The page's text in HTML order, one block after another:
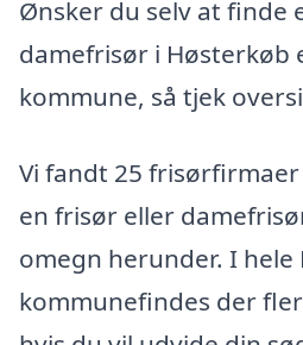
Ønsker du selv at finde
damefrisør i Høsterkøb
kommune, så tjek
Vi fandt 25
en frisør eller
omegn herunder. I hele
kommunefindes der